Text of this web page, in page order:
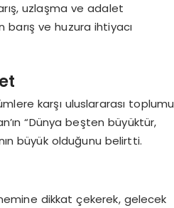
uzlaşma ve adalet
barış ve huzura ihtiyacı
karşı uluslararası toplumu
“Dünya beşten büyüktür,
büyük olduğunu belirtti.
dikkat çekerek, gelecek